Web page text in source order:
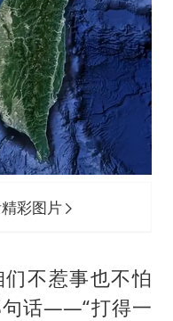
彩图片
不惹事也不怕
句话——“打得一